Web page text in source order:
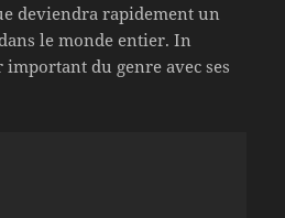
deviendra rapidement un
le monde entier. In
important du genre avec ses